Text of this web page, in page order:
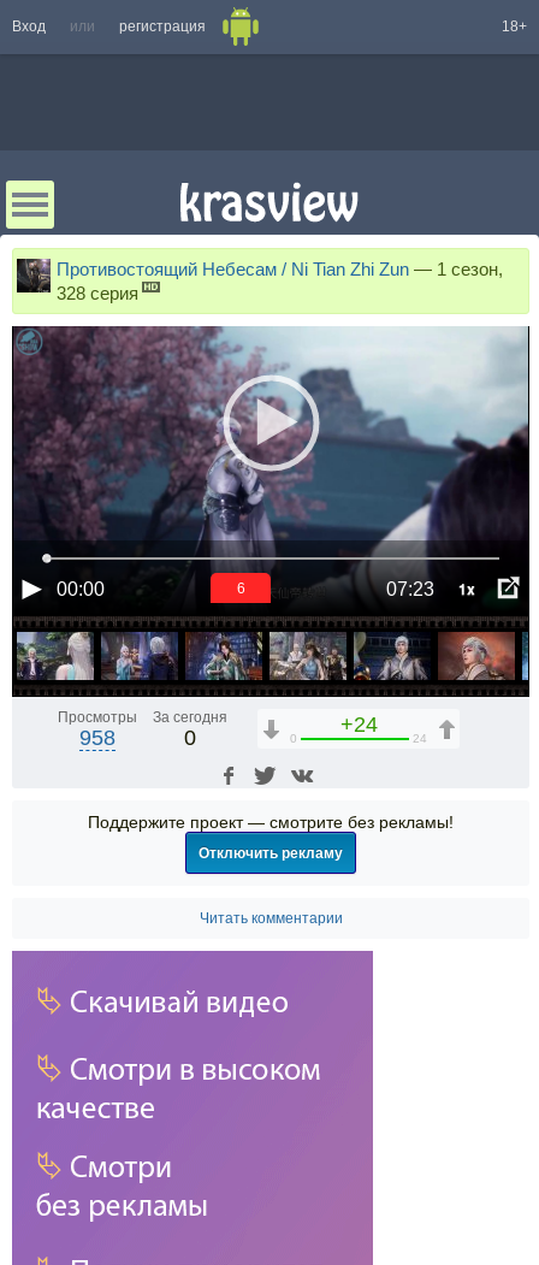
Вход или регистрация 18+
Противостоящий Небесам / Ni Tian Zhi Zun — 1 сезон,
328 серия
00:00 07:23 1x
6
Просмотры
958
За сегодня
0
+24
0 24
Поддержите проект — смотрите без рекламы!
Отключить рекламу
Читать комментарии